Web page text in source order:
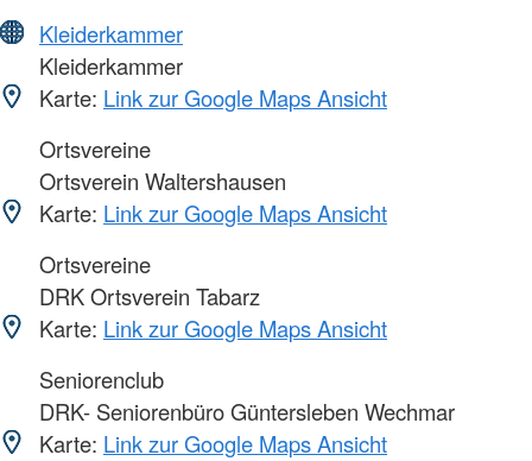
Kleiderkammer
Kleiderkammer
Karte: Link zur Google Maps Ansicht
Ortsvereine
Ortsverein Waltershausen
Karte: Link zur Google Maps Ansicht
Ortsvereine
DRK Ortsverein Tabarz
Karte: Link zur Google Maps Ansicht
Seniorenclub
DRK- Seniorenbüro Güntersleben Wechmar
Karte: Link zur Google Maps Ansicht